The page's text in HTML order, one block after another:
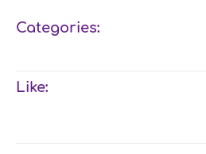
Categories:
Like: